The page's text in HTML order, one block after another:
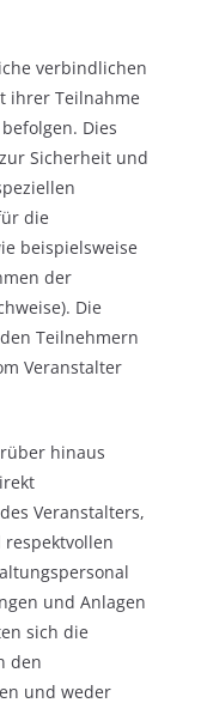
verbindlichen
ihrer Teilnahme
befolgen. Dies
Sicherheit und
die
beispielsweise
der
Die
Teilnehmern
Veranstalter
hinaus
Veranstalters,
und Anlagen
sich die
den
und weder